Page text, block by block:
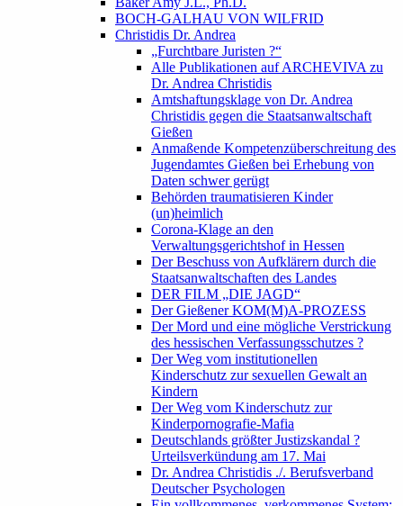
BOCH-GALHAU VON WILFRID
Christidis Dr. Andrea
„Furchtbare Juristen ?“
Alle Publikationen auf ARCHEVIVA zu
Dr. Andrea Christidis
Amtshaftungsklage von Dr. Andrea
Christidis gegen die Staatsanwaltschaft
Gießen
Anmaßende Kompetenzüberschreitung des
Jugendamtes Gießen bei Erhebung von
Daten schwer gerügt
Behörden traumatisieren Kinder
(un)heimlich
Corona-Klage an den
Verwaltungsgerichtshof in Hessen
Der Beschuss von Aufklärern durch die
Staatsanwaltschaften des Landes
DER FILM „DIE JAGD“
Der Gießener KOM(M)A-PROZESS
Der Mord und eine mögliche Verstrickung
des hessischen Verfassungsschutzes ?
Der Weg vom institutionellen
Kinderschutz zur sexuellen Gewalt an
Kindern
Der Weg vom Kinderschutz zur
Kinderpornografie-Mafia
Deutschlands größter Justizskandal ?
Urteilsverkündung am 17. Mai
Dr. Andrea Christidis ./. Berufsverband
Deutscher Psychologen